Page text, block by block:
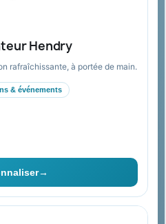
Hendry
rafraîchissante, à portée de main.
& événements
→
À propos
Nos expertises &
accompagnement global
Ils nous ont fait confiance
Livraison